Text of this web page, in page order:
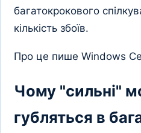
багатокрокового
кількість збоїв.
Про це пише Windows
Чому "сильні"
губляться в